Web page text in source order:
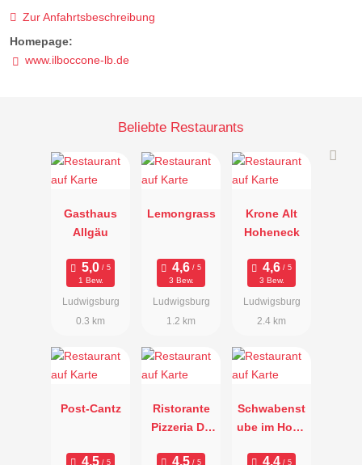
Zur Anfahrtsbeschreibung
Homepage:
www.ilboccone-lb.de
Beliebte Restaurants
Gasthaus
Allgäu
1 Bew.
Ludwigsburg
0.3 km
Lemongrass
3 Bew.
Ludwigsburg
1.2 km
Krone Alt
Hoheneck
3 Bew.
Ludwigsburg
2.4 km
Post-Cantz
Ristorante
Pizzeria Da
Schwabenst
ube im Hotel